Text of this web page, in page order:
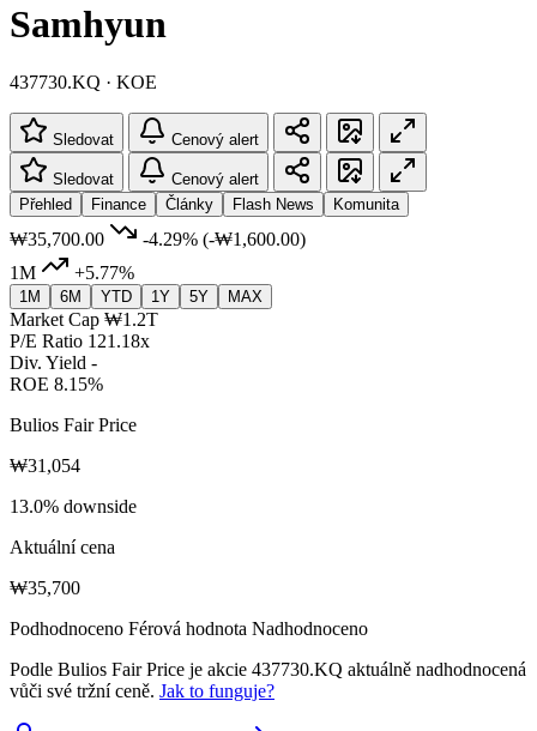
Samhyun
437730.KQ · KOE
Sledovat Cenový alert
Sledovat
Cenový alert
Přehled
Finance Články Flash News Komunita
₩35,700.00 -4.29% (-₩1,600.00)
1M
+5.77%
1M 6M YTD 1Y 5Y MAX
Market Cap ₩1.2T
P/E Ratio 121.18x
Div. Yield -
ROE 8.15%
Bulios Fair Price
₩31,054
13.0% downside
Aktuální cena
₩35,700
Podhodnoceno Férová hodnota Nadhodnoceno
Podle Bulios Fair Price je akcie 437730.KQ aktuálně nadhodnocená
vůči své tržní ceně. Jak to funguje?